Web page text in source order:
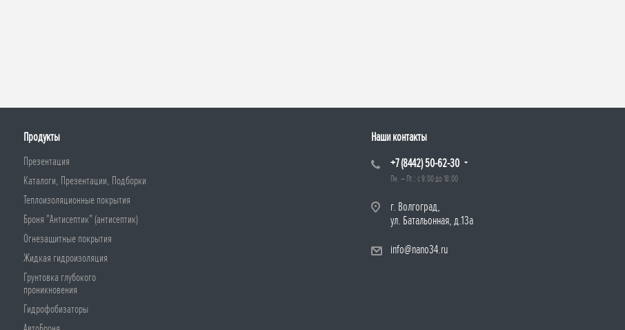
Продукты
Презентация
Каталоги, Презентации, Подборки
Теплоизоляционные покрытия
Броня "Антисептик" (антисептик)
Огнезащитные покрытия
Жидкая гидроизоляция
Грунтовка глубокого
проникновения
Гидрофобизаторы
Наши контакты
+7 (8442) 50-62-30
Пн. – Пт.: с 9:00 до 18:00
г. Волгоград,
ул. Батальонная, д.13а
info@nano34.ru